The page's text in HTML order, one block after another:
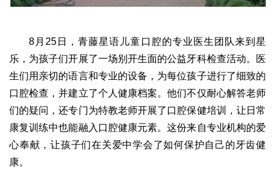
8月25日，青藤星语儿童口腔的专业医生团队来到星
乐，为孩子们开展了一场别开生面的公益牙科检查活动。医
生们用亲切的语言和专业的设备，为每位孩子进行了细致的
口腔检查，并建立了个人健康档案。他们不仅耐心解答老师
们的疑问，还专门为特教老师开展了口腔保健培训，让日常
康复训练中也能融入口腔健康元素。这份来自专业机构的爱
心奉献，让孩子们在关爱中学会了如何保护自己的牙齿健
康。